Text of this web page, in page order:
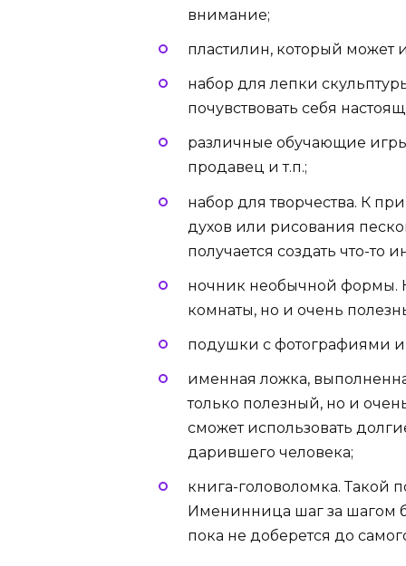
внимание;
пластилин, который может
набор для лепки
почувствовать себя
различные обучающие
продавец и т.п.;
набор для творчества. К
духов или рисования
получается создать что-то
ночник необычной формы.
комнаты, но и очень
подушки с фотографиями
именная ложка,
только полезный, но и
сможет использовать
дарившего человека;
книга-головоломка. Такой
Именинница шаг за шагом
пока не доберется до